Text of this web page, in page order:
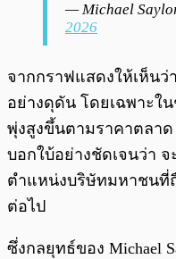
— Michael
2026
จากกราฟแสดงให้เห็นว่
อย่างดุดัน โดยเฉพาะใน
พุ่งสูงขึ้นตามราคาตลาด
บอกใบ้อย่างชัดเจนว่า
ตำแหน่งบริษัทมหาชนที่
ต่อไป
ซึ่งกลยุทธ์ของ Michael